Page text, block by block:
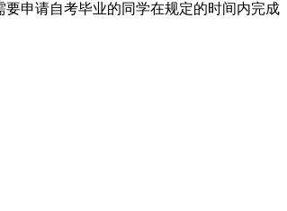
申请自考毕业的同学在规定的时间内完成